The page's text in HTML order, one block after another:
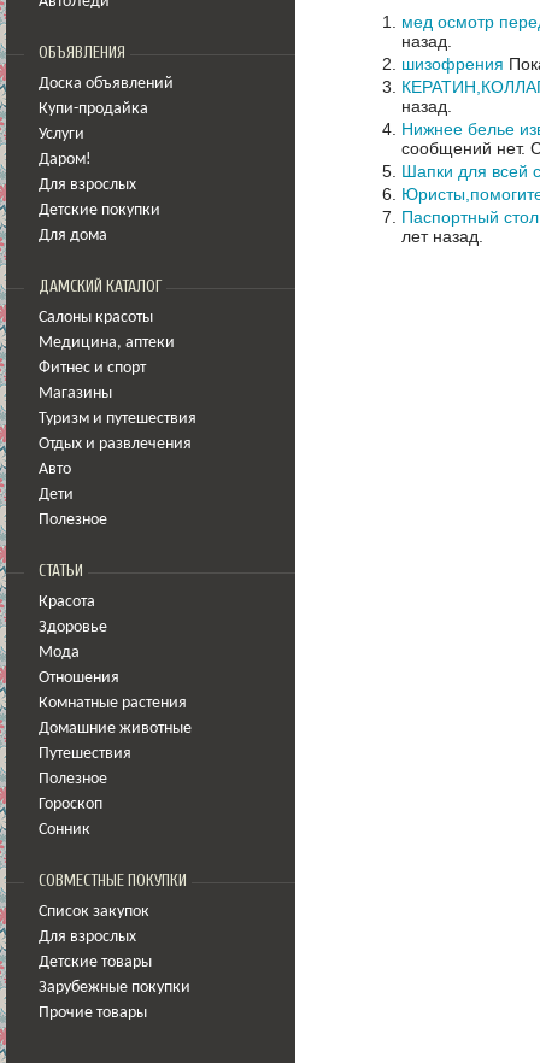
ОБЪЯВЛЕНИЯ
Доска объявлений
Купи-продайка
Услуги
Даром!
Для взрослых
Детские покупки
Для дома
ДАМСКИЙ КАТАЛОГ
Салоны красоты
Медицина, аптеки
Фитнес и спорт
Магазины
Туризм и путешествия
Отдых и развлечения
Авто
Дети
Полезное
СТАТЬИ
Красота
Здоровье
Мода
Отношения
Комнатные растения
Домашние животные
Путешествия
Полезное
Гороскоп
Сонник
СОВМЕСТНЫЕ ПОКУПКИ
Список закупок
Для взрослых
Детские товары
Зарубежные покупки
Прочие товары
мед осмотр
назад.
шизофрения
назад.
Нижнее белье
сообщений нет.
Шапки для всей
Паспортный
лет назад.